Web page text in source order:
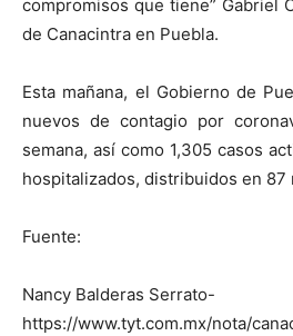
compromisos que tiene” Gabriel
de Canacintra en Puebla.
Esta mañana, el Gobierno de
nuevos de contagio por
semana, así como 1,305 casos
hospitalizados, distribuidos en 87
Fuente:
Nancy Balderas Serrato-
https://www.tyt.com.mx/nota/